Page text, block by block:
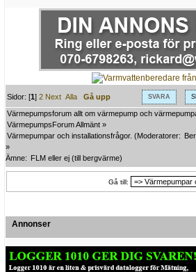
SVARA
Sidor: [1]2 Next Alla
Gå upp
Värmepumpsforum allt om värmepump och
VärmepumpsForum Allmänt »
Värmepumpar och installationsfrågor. (Moderatorer:
»
Ämne: FLM eller ej (till bergvärme)
Gå till:
Annonser